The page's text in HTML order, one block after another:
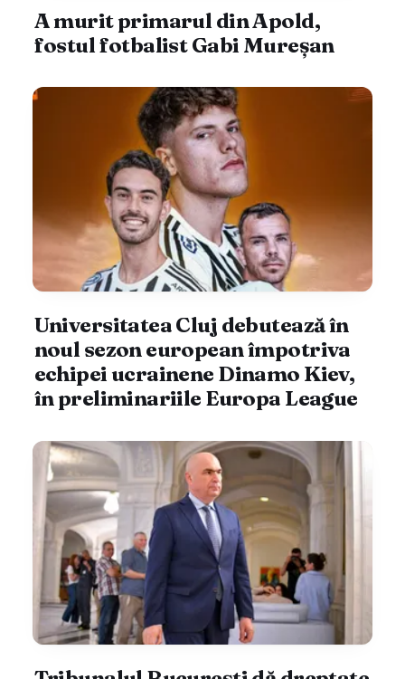
A murit primarul din Apold,
fostul fotbalist Gabi Mureșan
Universitatea Cluj debutează în
noul sezon european împotriva
echipei ucrainene Dinamo Kiev,
în preliminariile Europa League